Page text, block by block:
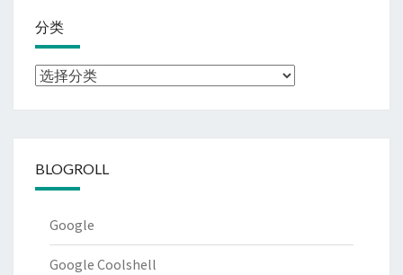
分类
分
BLOGROLL
Google
Google Coolshell